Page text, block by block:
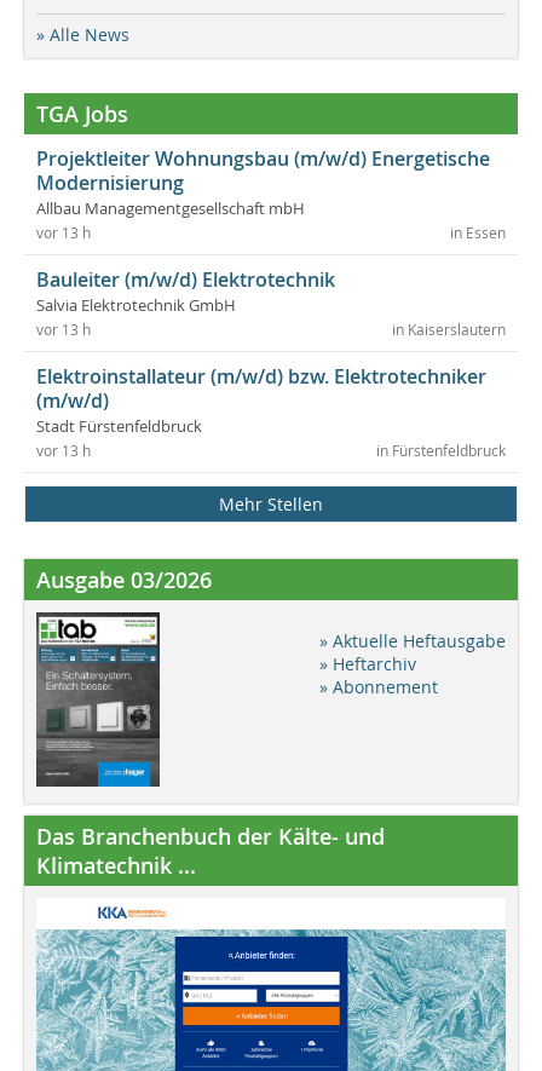
» Alle News
TGA Jobs
Projektleiter Wohnungsbau (m/w/d) Energetische
Modernisierung
Allbau Managementgesellschaft mbH
in Essen
vor 13 h
Bauleiter (m/w/d) Elektrotechnik
Salvia Elektrotechnik GmbH
in Kaiserslautern
vor 13 h
Elektroinstallateur (m/w/d) bzw. Elektrotechniker
(m/w/d)
Stadt Fürstenfeldbruck
in Fürstenfeldbruck
vor 13 h
Mehr Stellen
Ausgabe 03/2026
» Aktuelle Heftausgabe
» Heftarchiv
» Abonnement
Das Branchenbuch der Kälte- und
Klimatechnik ...